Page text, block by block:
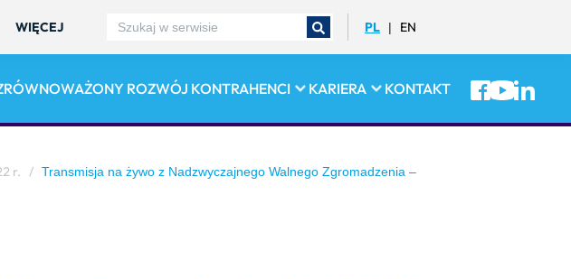
WIĘCEJ PL | EN
ROZWÓJ KONTRAHENCI KARIERA KONTAKT
r. / Transmisja na żywo z Nadzwyczajnego Walnego Zgromadzenia –